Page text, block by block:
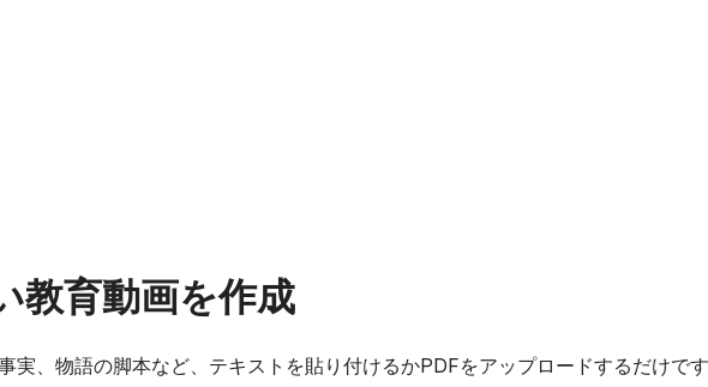
教育動画を作成
、物語の脚本など、テキストを貼り付けるかPDFをアップロードするだけです